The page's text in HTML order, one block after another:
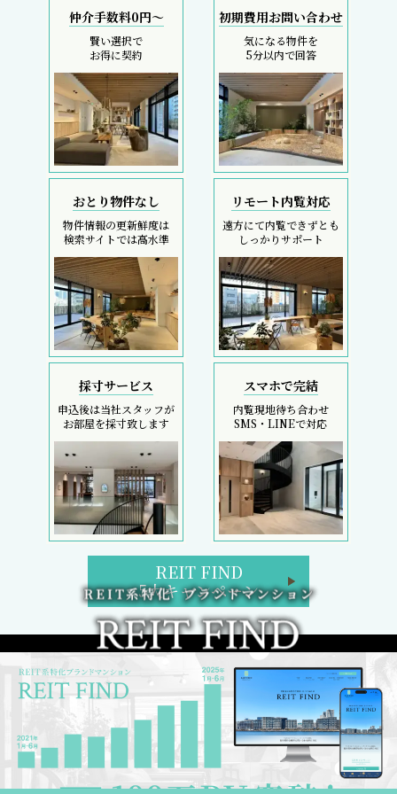
仲介手数料0円～
賢い選択で
お得に契約
初期費用お問い合わせ
気になる物件を
5分以内で回答
おとり物件なし
物件情報の更新鮮度は
検索サイトでは高水準
リモート内覧対応
遠方にて内覧できずとも
しっかりサポート
採寸サービス
申込後は当社スタッフが
お部屋を採寸致します
スマホで完結
内覧現地待ち合わせ
SMS・LINEで対応
REIT FIND
5大キャンペーン